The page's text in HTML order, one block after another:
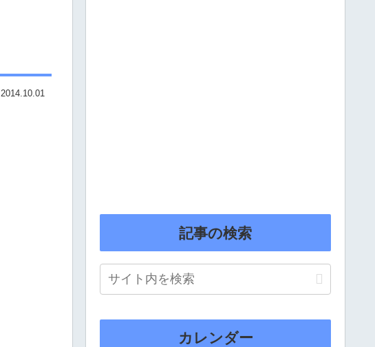
2014.10.01
記事の検索
カレンダー